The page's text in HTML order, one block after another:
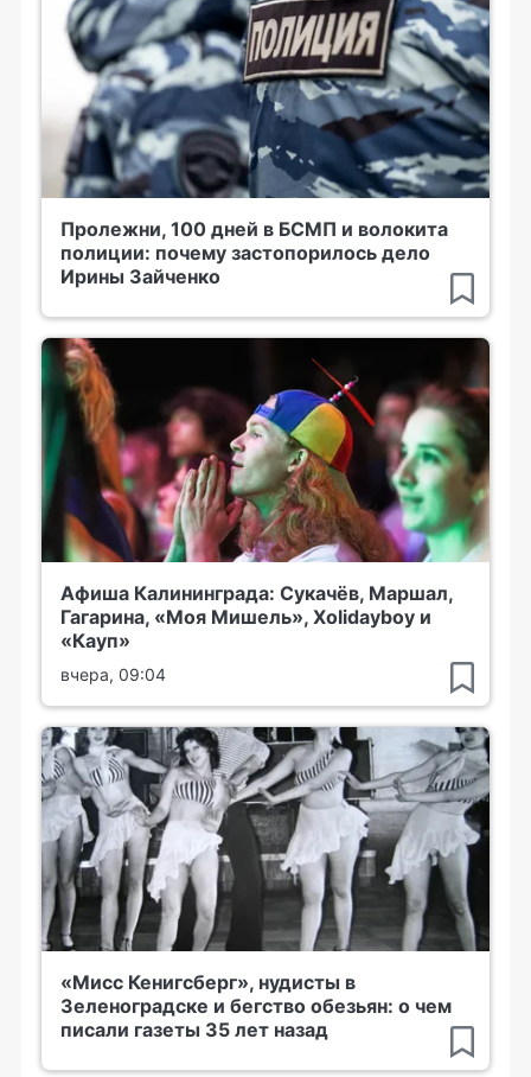
Пролежни, 100 дней в БСМП и волокита
полиции: почему застопорилось дело
Ирины Зайченко
Афиша Калининграда: Сукачёв, Маршал,
Гагарина, «Моя Мишель», Xolidayboy и
«Кауп»
вчера, 09:04
«Мисс Кенигсберг», нудисты в
Зеленоградске и бегство обезьян: о чем
писали газеты 35 лет назад